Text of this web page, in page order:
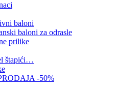
baloni
baloni za odrasle
prilike
štapići…
-50%